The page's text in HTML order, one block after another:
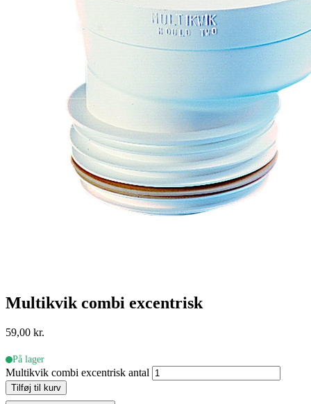
Multikvik combi excentrisk
59,00 kr.
På lager
Multikvik combi excentrisk antal
Tilføj til kurv